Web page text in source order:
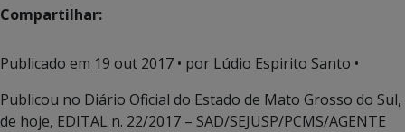
Compartilhar:
Publicado em 19 out 2017 • por Lúdio Espirito Santo •
Publicou no Diário Oficial do Estado de Mato Grosso do Sul,
de hoje, EDITAL n. 22/2017 – SAD/SEJUSP/PCMS/AGENTE